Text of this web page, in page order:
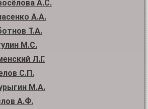
А.С.
А.А.
Т.А.
М.С.
Л.Г.
С.П.
М.А.
А.Ф.